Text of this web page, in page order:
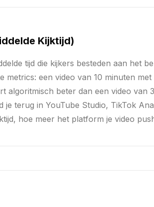
Kijktijd)
tijd die kijkers besteden aan het
metrics: een video van 10 minuten met
algoritmisch beter dan een video van
je terug in YouTube Studio, TikTok
hoe meer het platform je video